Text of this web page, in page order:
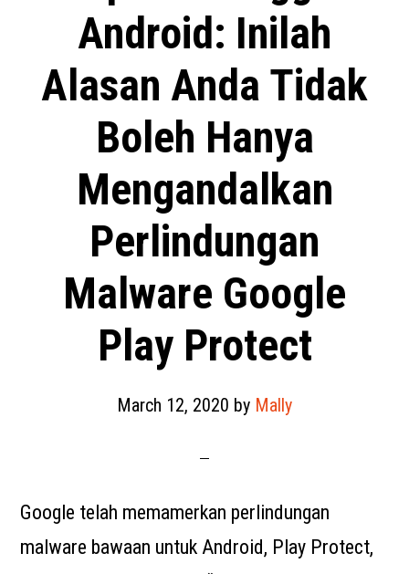
Android: Inilah
Alasan Anda Tidak
Boleh Hanya
Mengandalkan
Perlindungan
Malware Google
Play Protect
March 12, 2020 by Mally
Google telah memamerkan perlindungan
malware bawaan untuk Android, Play Protect,